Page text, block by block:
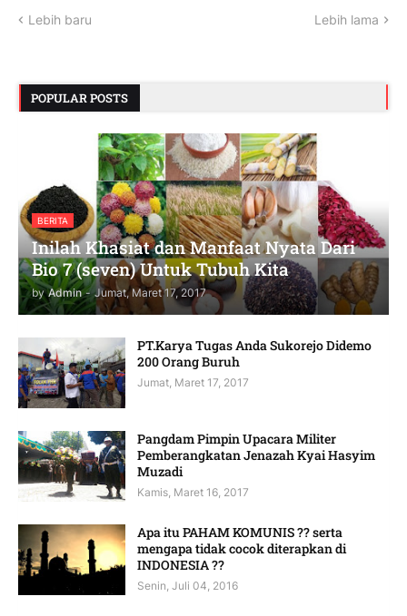
Lebih baru Lebih lama
POPULAR POSTS
BERITA
Inilah Khasiat dan Manfaat Nyata Dari
Bio 7 (seven) Untuk Tubuh Kita
by Admin - Jumat, Maret 17, 2017
PT.Karya Tugas Anda Sukorejo Didemo
200 Orang Buruh
Jumat, Maret 17, 2017
Pangdam Pimpin Upacara Militer
Pemberangkatan Jenazah Kyai Hasyim
Muzadi
Kamis, Maret 16, 2017
Apa itu PAHAM KOMUNIS ?? serta
mengapa tidak cocok diterapkan di
INDONESIA ??
Senin, Juli 04, 2016